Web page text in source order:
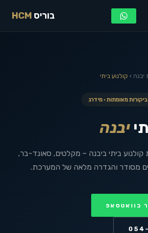
בוריס HCM
יבנה › קולנוע ביתי
יבנה
קולנוע ביתי ביבנה – מקלטים, סאונד-בר,
מסודר והגדרה מלאה של המערכת.
בוואטסאפ